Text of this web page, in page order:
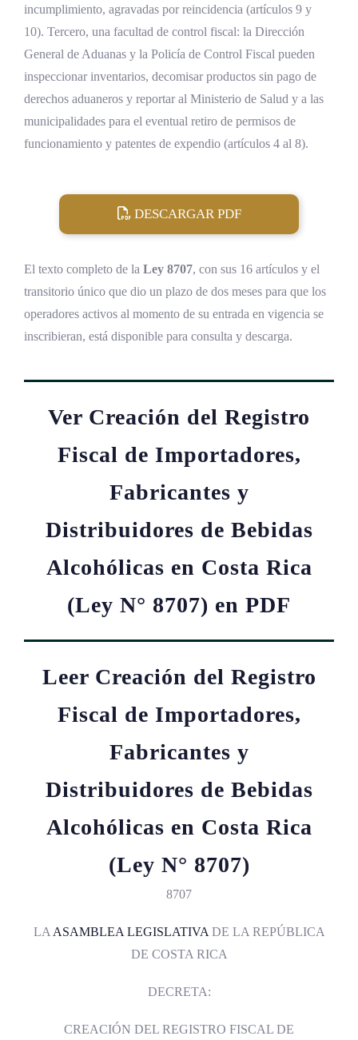
incumplimiento, agravadas por reincidencia (artículos 9 y
10). Tercero, una facultad de control fiscal: la Dirección
General de Aduanas y la Policía de Control Fiscal pueden
inspeccionar inventarios, decomisar productos sin pago de
derechos aduaneros y reportar al Ministerio de Salud y a las
municipalidades para el eventual retiro de permisos de
funcionamiento y patentes de expendio (artículos 4 al 8).
DESCARGAR PDF
El texto completo de la Ley 8707, con sus 16 artículos y el
transitorio único que dio un plazo de dos meses para que los
operadores activos al momento de su entrada en vigencia se
inscribieran, está disponible para consulta y descarga.
Ver Creación del Registro
Fiscal de Importadores,
Fabricantes y
Distribuidores de Bebidas
Alcohólicas en Costa Rica
(Ley N° 8707) en PDF
Leer Creación del Registro
Fiscal de Importadores,
Fabricantes y
Distribuidores de Bebidas
Alcohólicas en Costa Rica
(Ley N° 8707)
8707
LA ASAMBLEA LEGISLATIVA DE LA REPÚBLICA
DE COSTA RICA
DECRETA:
CREACIÓN DEL REGISTRO FISCAL DE